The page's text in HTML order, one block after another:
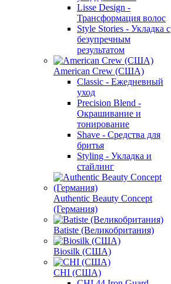
Lisse Design -
Трансформация волос
Style Stories - Укладка с
безупречным
результатом
American Crew (США)
Classic - Ежедневный
уход
Precision Blend -
Окрашивание и
тонирование
Shave - Средства для
бритья
Styling - Укладка и
стайлинг
Authentic Beauty Concept
(Германия)
Batiste (Великобритания)
Biosilk (США)
CHI (США)